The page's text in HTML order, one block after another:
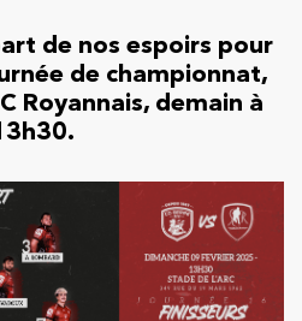
de nos espoirs pour
de championnat,
Royannais, demain à